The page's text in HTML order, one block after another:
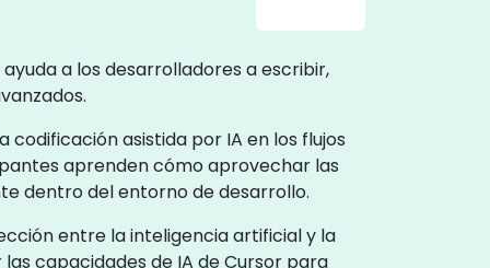
a los desarrolladores a escribir,
asistida por IA en los flujos
aprenden cómo aprovechar las
dentro del entorno de desarrollo.
entre la inteligencia artificial y la
capacidades de IA de Cursor para